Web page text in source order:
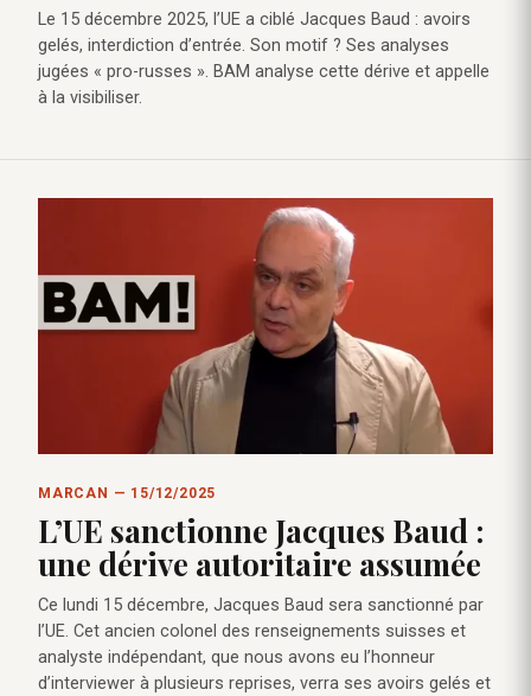
Le 15 décembre 2025, l’UE a ciblé Jacques Baud : avoirs
gelés, interdiction d’entrée. Son motif ? Ses analyses
jugées « pro-russes ». BAM analyse cette dérive et appelle
à la visibiliser.
MARCAN — 15/12/2025
L’UE sanctionne Jacques Baud :
une dérive autoritaire assumée
Ce lundi 15 décembre, Jacques Baud sera sanctionné par
l’UE. Cet ancien colonel des renseignements suisses et
analyste indépendant, que nous avons eu l’honneur
d’interviewer à plusieurs reprises, verra ses avoirs gelés et